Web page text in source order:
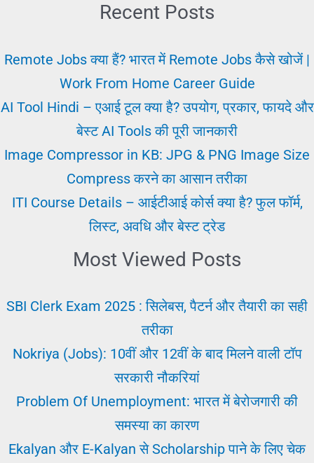
कैसे
||
Time
करने
Recent Posts
Remote Jobs क्या हैं? भारत में Remote Jobs कैसे खोजें |
Work From Home Career Guide
AI Tool Hindi – एआई टूल क्या है? उपयोग, प्रकार, फायदे और
बेस्ट AI Tools की पूरी जानकारी
Image Compressor in KB: JPG & PNG Image Size
Compress करने का आसान तरीका
ITI Course Details – आईटीआई कोर्स क्या है? फुल फॉर्म,
लिस्ट, अवधि और बेस्ट ट्रेड
Most Viewed Posts
SBI Clerk Exam 2025 : सिलेबस, पैटर्न और तैयारी का सही
तरीका
Nokriya (Jobs): 10वीं और 12वीं के बाद मिलने वाली टॉप
सरकारी नौकरियां
Problem Of Unemployment: भारत में बेरोजगारी की
समस्या का कारण
Ekalyan और E-Kalyan से Scholarship पाने के लिए चेक